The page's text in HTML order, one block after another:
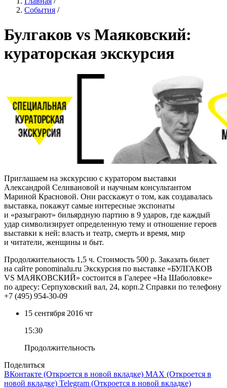
События /
Булгаков vs Маяковский:
кураторская экскурсия
Приглашаем на экскурсию с куратором выставки
Александрой Селивановой и научным консультантом
Мариной Красновой. Они расскажут о том, как создавалась
выставка, покажут самые интересные экспонаты
и «разыграют» бильярдную партию в 9 ударов, где каждый
удар символизирует определенную тему и отношение героев
выставки к ней: власть и театр, смерть и время, мир
и читатели, женщины и быт.
Продолжительность 1,5 ч. Стоимость 500 р. Заказать билет
на сайте ponominalu.ru Экскурсия по выставке «БУЛГАКОВ
VS МАЯКОВСКИЙ» состоится в Галерее «На Шаболовке»
по адресу: Серпуховский вал, 24, корп.2 Справки по телефону
+7 (495) 954-30-09
15 сентября 2016 чт
15:30
Продолжительность
Поделиться
ВКонтакте (Откроется в новой вкладке) MAX (Откроется в
новой вкладке) Telegram (Откроется в новой вкладке)